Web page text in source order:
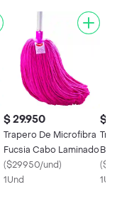
$ 29.950
Trapero De Microfibra
Fucsia Cabo Laminado
($29950/und)
1Und
$
(